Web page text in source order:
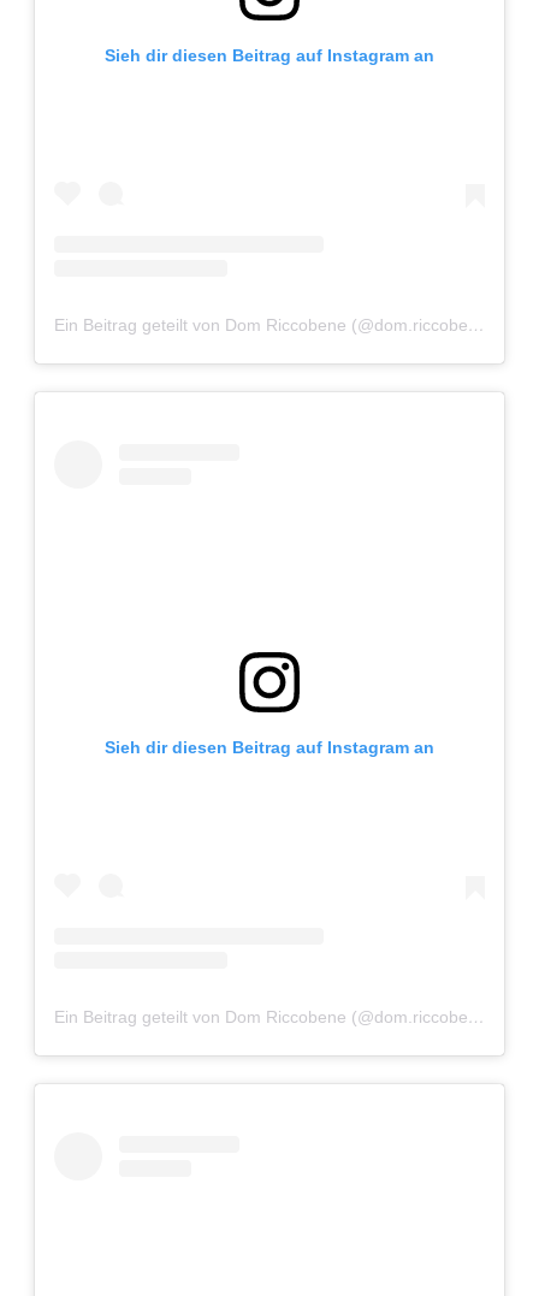
Sieh dir diesen Beitrag auf Instagram an
Ein Beitrag geteilt von Dom Riccobene (@dom.riccobene)
Sieh dir diesen Beitrag auf Instagram an
Ein Beitrag geteilt von Dom Riccobene (@dom.riccobene)